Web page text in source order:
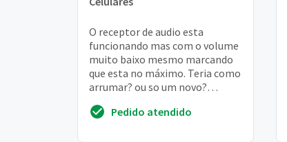
O receptor de audio esta
funcionando mas com o volume
muito baixo mesmo marcando
que esta no máximo. Teria como
arrumar? ou so um novo?
que trocar? obrigado!
Pedido atendido